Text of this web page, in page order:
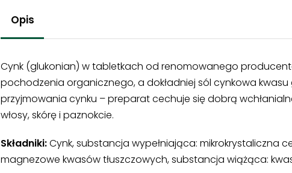
Opis
Cynk (glukonian) w tabletkach od renomowanego
pochodzenia organicznego, a dokładniej sól cynkowa
przyjmowania cynku – preparat cechuje się dobrą
włosy, skórę i paznokcie.
Składniki:Cynk, substancja wypełniająca: mikrokrystaliczna
magnezowe kwasów tłuszczowych, substancja wiążąca: